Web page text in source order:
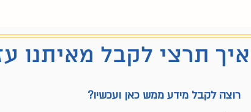
תרצי לקבל מאיתנו
רוצה לקבל מידע ממש כאן ועכשיו?